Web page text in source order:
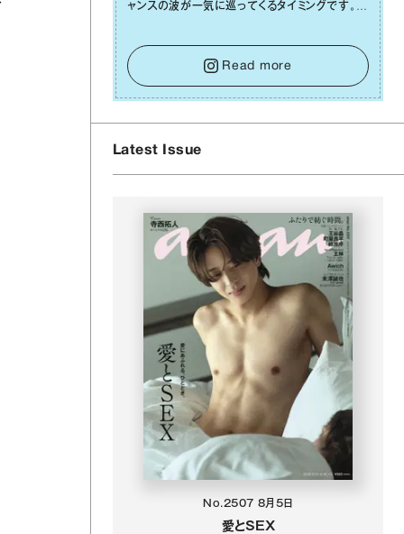
ャンスの波が⼀気に巡ってくるタイミングです。周
せずに笑顔で受け取りましょう。みんなと⼀緒に
幸せになっていくイメージを持って⼀歩を踏み出
して。⼀⼈⼀⼈の良いところが混ざり合い、ハッピ
ーな未来が形作られていきます。
Read more
Latest Issue
No.2507 8月5日
愛とSEX